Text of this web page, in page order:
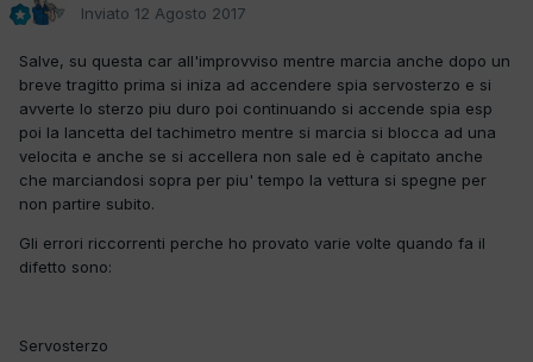
Inviato 12 Agosto 2017
Salve, su questa car all'improvviso mentre marcia anche dopo un
breve tragitto prima si iniza ad accendere spia servosterzo e si
avverte lo sterzo piu duro poi continuando si accende spia esp
poi la lancetta del tachimetro mentre si marcia si blocca ad una
velocita e anche se si accellera non sale ed è capitato anche
che marciandosi sopra per piu' tempo la vettura si spegne per
non partire subito.
Gli errori riccorrenti perche ho provato varie volte quando fa il
difetto sono:
Servosterzo